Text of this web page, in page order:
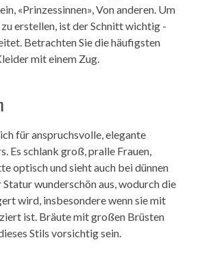
«Prinzessinnen», Von anderen. Um
erstellen, ist der Schnitt wichtig -
Betrachten Sie die häufigsten
mit einem Zug.
für anspruchsvolle, elegante
Es schlank groß, pralle Frauen,
optisch und sieht auch bei dünnen
wunderschön aus, wodurch die
wird, insbesondere wenn sie mit
ist. Bräute mit großen Brüsten
Stils vorsichtig sein.